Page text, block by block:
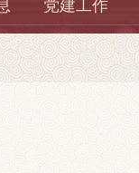
党建工作